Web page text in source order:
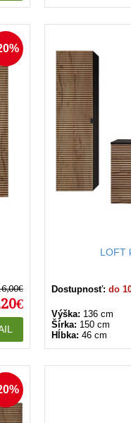
LOFT
Dostupnosť: do
Výška: 136 cm
Šírka: 150 cm
Hĺbka: 46 cm